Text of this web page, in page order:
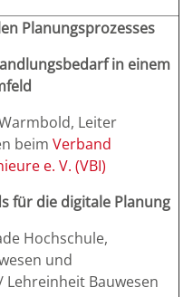
Planungsprozesses
in einem
Leiter
beim Verband
e. V. (VBI)
für die digitale Planung
Hochschule,
und
Bauwesen